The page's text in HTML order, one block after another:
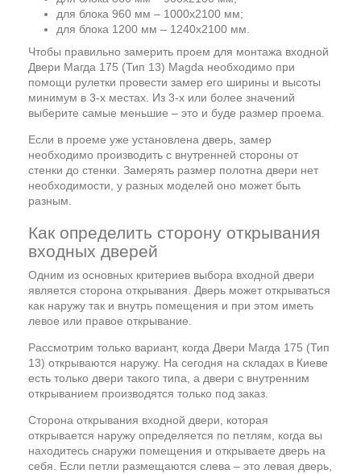
для блока 960 мм – 1000х2100 мм;
для блока 1200 мм – 1240х2100 мм.
Чтобы правильно замерить проем для монтажа входной
Двери Магда 175 (Тип 13) Magda необходимо при
помощи рулетки провести замер его ширины и высоты
минимум в 3-х местах. Из 3-х или более значений
выберите самые меньшие – это и буде размер проема.
Если в проеме уже установлена дверь, замер
необходимо производить с внутренней стороны от
стенки до стенки. Замерять размер полотна двери нет
необходимости, у разных моделей оно может быть
разным.
Как определить сторону открывания
входных дверей
Одним из основных критериев выбора входной двери
является сторона открывания. Дверь может открываться
как наружу так и внутрь помещения и при этом иметь
левое или правое открывание.
Рассмотрим только вариант, когда Двери Магда 175 (Тип
13) открываются наружу. На сегодня на складах в Киеве
есть только двери такого типа, а двери с внутренним
открыванием производятся только под заказ.
Сторона открывания входной двери, которая
открывается наружу определяется по петлям, когда вы
находитесь снаружи помещения и открываете дверь на
себя. Если петли размещаются слева – это левая дверь,